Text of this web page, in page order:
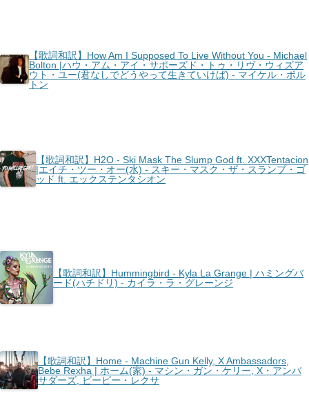
【歌詞和訳】How Am I Supposed To Live Without You - Michael
Bolton |ハウ・アム・アイ・サポーズド・トゥ・リヴ・ウィズア
ウト・ユー(君なしでどうやって生きていけば) - マイケル・ボル
トン
【歌詞和訳】H2O - Ski Mask The Slump God ft. XXXTentacion
|エイチ・ツー・オー(水) - スキー・マスク・ザ・スランプ・ゴ
ッド ft. エックステンタシオン
【歌詞和訳】Hummingbird - Kyla La Grange | ハミングバ
ード(ハチドリ) - カイラ・ラ・グレーンジ
【歌詞和訳】Home - Machine Gun Kelly, X Ambassadors,
Bebe Rexha | ホーム(家) - マシン・ガン・ケリー, X・アンバ
サダーズ, ビービー・レクサ